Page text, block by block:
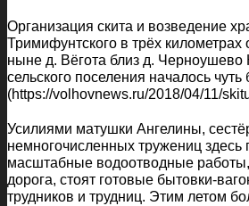
Организация скита и возведение
Тримифунтского в трёх
ныне д. Вёгота близ д. Черноушево
сельского поселения началось чуть
(https://volhovnews.ru/2018/04/11/
Усилиями матушки Ангелины,
немногочисленных тружениц здесь
масштабные водоотводные работы,
дорога, стоят готовые бытовки-
трудников и трудниц. Этим летом